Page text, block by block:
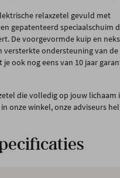
relaxzetel gevuld met
gepatenteerd speciaalschuim
De voorgevormde kuip en
versterkte ondersteuning van
ook nog eens van 10 jaar
die volledig op jouw lichaam
onze winkel, onze adviseurs